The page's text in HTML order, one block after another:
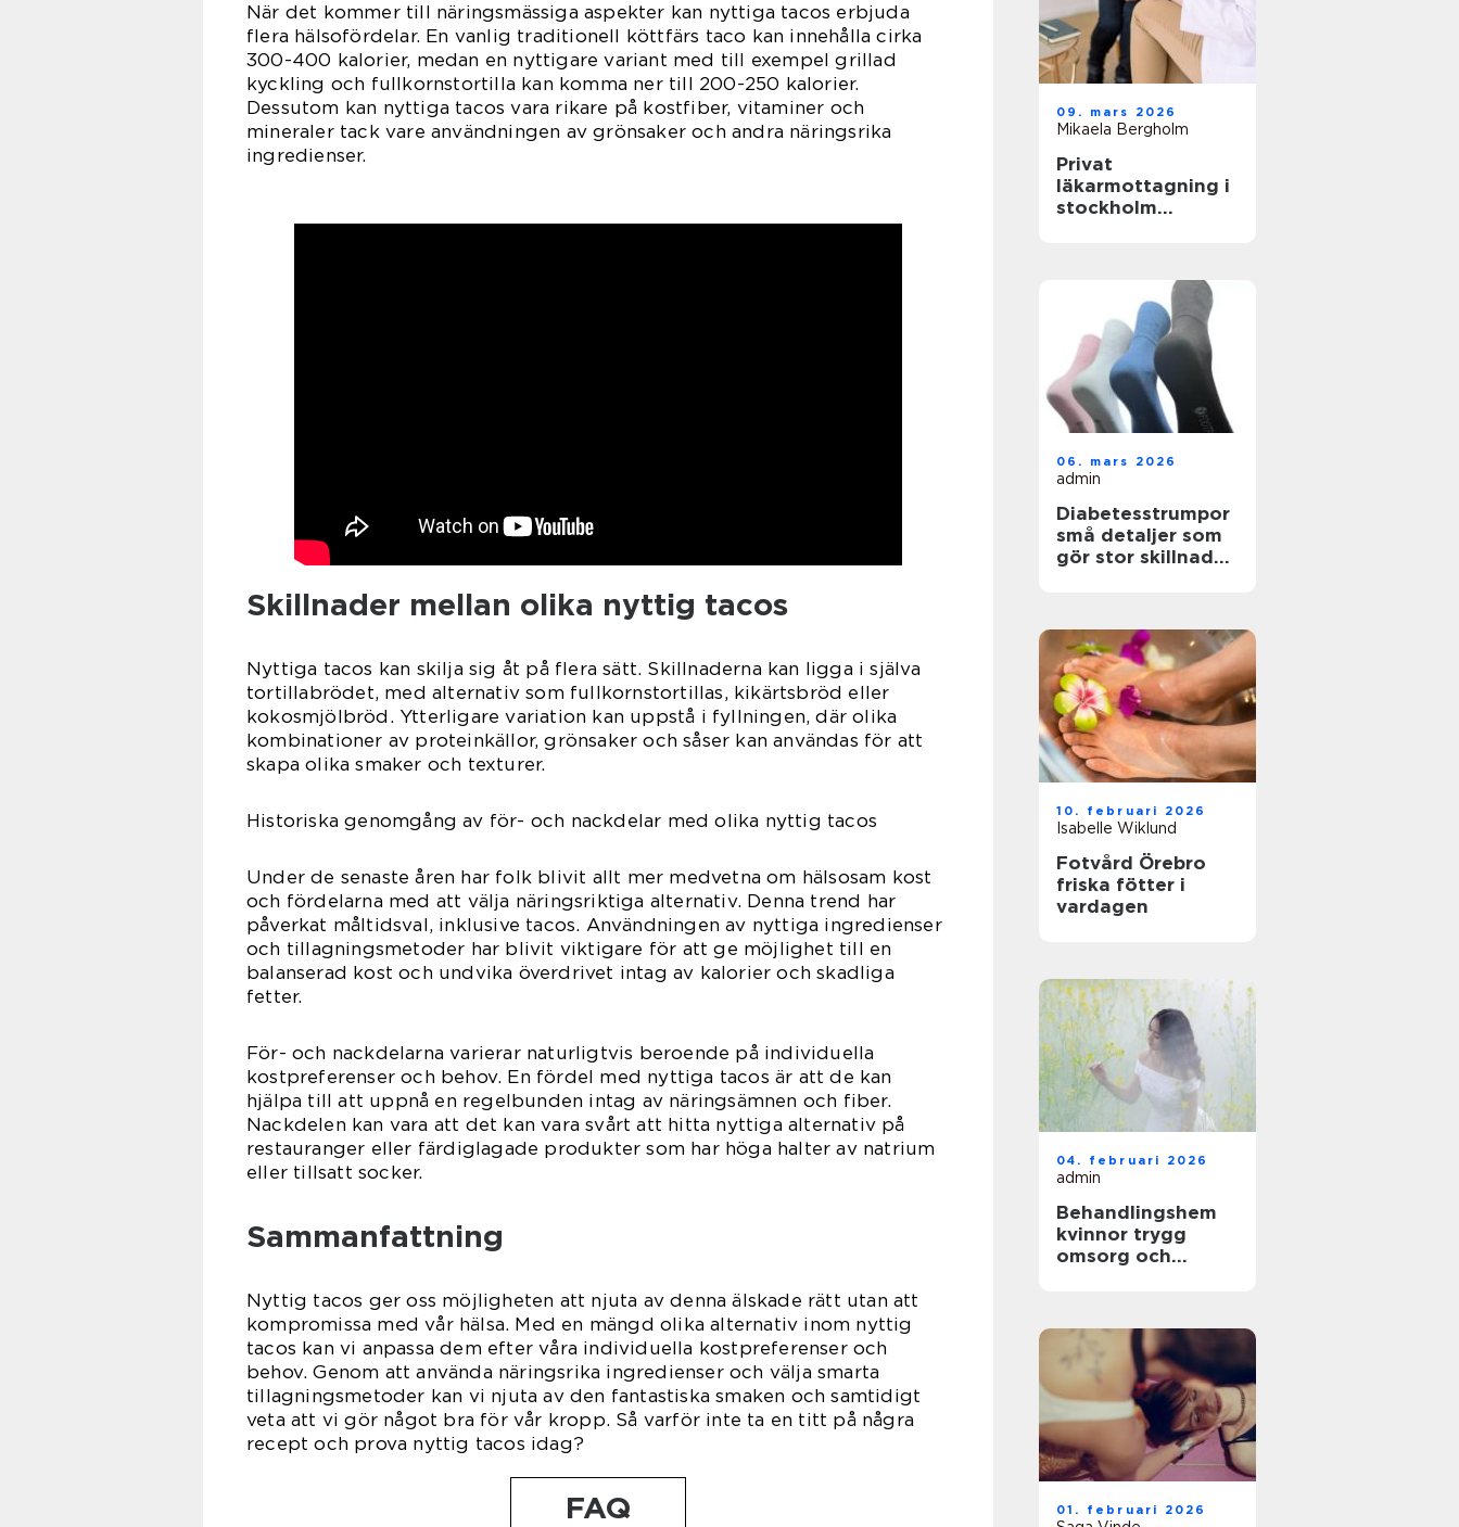
När det kommer till näringsmässiga aspekter kan nyttiga tacos erbjuda
flera hälsofördelar. En vanlig traditionell köttfärs taco kan innehålla cirka
300-400 kalorier, medan en nyttigare variant med till exempel grillad
kyckling och fullkornstortilla kan komma ner till 200-250 kalorier.
Dessutom kan nyttiga tacos vara rikare på kostfiber, vitaminer och
mineraler tack vare användningen av grönsaker och andra näringsrika
ingredienser.
Skillnader mellan olika nyttig tacos
Nyttiga tacos kan skilja sig åt på flera sätt. Skillnaderna kan ligga i själva
tortillabrödet, med alternativ som fullkornstortillas, kikärtsbröd eller
kokosmjölbröd. Ytterligare variation kan uppstå i fyllningen, där olika
kombinationer av proteinkällor, grönsaker och såser kan användas för att
skapa olika smaker och texturer.
Historiska genomgång av för- och nackdelar med olika nyttig tacos
Under de senaste åren har folk blivit allt mer medvetna om hälsosam kost
och fördelarna med att välja näringsriktiga alternativ. Denna trend har
påverkat måltidsval, inklusive tacos. Användningen av nyttiga ingredienser
och tillagningsmetoder har blivit viktigare för att ge möjlighet till en
balanserad kost och undvika överdrivet intag av kalorier och skadliga
fetter.
För- och nackdelarna varierar naturligtvis beroende på individuella
kostpreferenser och behov. En fördel med nyttiga tacos är att de kan
hjälpa till att uppnå en regelbunden intag av näringsämnen och fiber.
Nackdelen kan vara att det kan vara svårt att hitta nyttiga alternativ på
restauranger eller färdiglagade produkter som har höga halter av natrium
eller tillsatt socker.
Sammanfattning
Nyttig tacos ger oss möjligheten att njuta av denna älskade rätt utan att
kompromissa med vår hälsa. Med en mängd olika alternativ inom nyttig
tacos kan vi anpassa dem efter våra individuella kostpreferenser och
behov. Genom att använda näringsrika ingredienser och välja smarta
tillagningsmetoder kan vi njuta av den fantastiska smaken och samtidigt
veta att vi gör något bra för vår kropp. Så varför inte ta en titt på några
recept och prova nyttig tacos idag?
FAQ
09. mars 2026
Mikaela Bergholm
Privat
läkarmottagning i
stockholm
06. mars 2026
admin
Diabetesstrumpor
små detaljer som
gör stor skillnad
10. februari 2026
Isabelle Wiklund
Fotvård Örebro
friska fötter i
vardagen
04. februari 2026
admin
Behandlingshem
kvinnor trygg
omsorg och
01. februari 2026